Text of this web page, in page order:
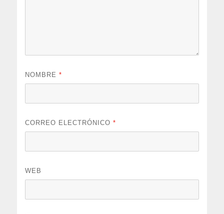
NOMBRE*
CORREO ELECTRÓNICO*
WEB